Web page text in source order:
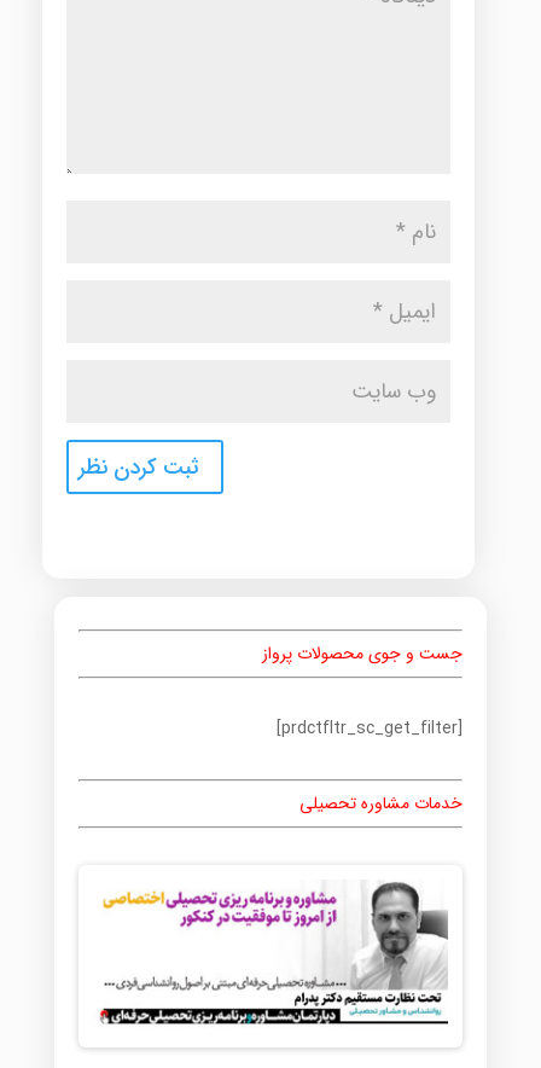
جست و جوی محصولات پرواز
[prdctfltr_sc_get_filter]
خدمات مشاوره تحصیلی